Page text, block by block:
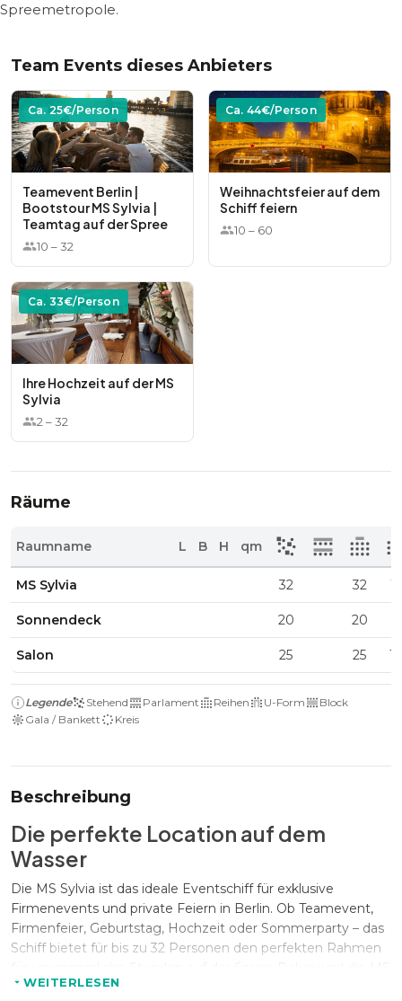
Spreemetropole.
Team Events dieses Anbieters
Ca. 25€/Person
Teamevent Berlin |
Bootstour MS Sylvia |
Teamtag auf der Spree
10 –32
Ca. 44€/Person
Weihnachtsfeier auf dem
Schiff feiern
10 – 60
Ca. 33€/Person
Ihre Hochzeit auf der MS
Sylvia
2–32
Räume
Raumname L B H qm
MS Sylvia 32 32 15
Sonnendeck 20 20
Salon 25 25
Legende Stehend Parlament Reihen U-Form
Block
Gala / Bankett
Kreis
Beschreibung
Die perfekte Location auf dem
Wasser
Die MS Sylvia ist das ideale Eventschiff für exklusive
Firmenevents und private Feiern in Berlin. Ob Teamevent,
Firmenfeier, Geburtstag, Hochzeit oder Sommerparty – das
Schiff bietet für bis zu 32 Personen den perfekten Rahmen
Sylvia immer exklusiv für eure Gruppe gechartert, sodass ihr
WEITERLESEN